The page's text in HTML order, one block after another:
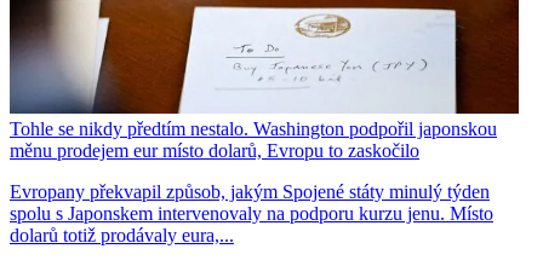
Tohle se nikdy předtím nestalo. Washington podpořil japonskou
měnu prodejem eur místo dolarů, Evropu to zaskočilo
Evropany překvapil způsob, jakým Spojené státy minulý týden
spolu s Japonskem intervenovaly na podporu kurzu jenu. Místo
dolarů totiž prodávaly eura,...